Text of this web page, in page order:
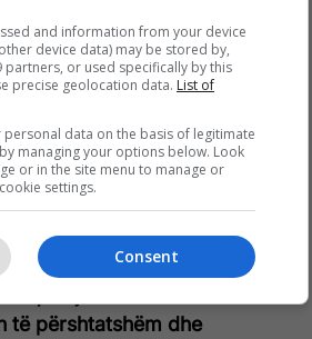
sallonin, kuzhinën
me energji elektrike. Po
duke ofruar rehati
vendparkim dhe garazh,
dhe të organizuar.
dokumentacioni mund
një mundësi të mirë
të përshtatshëm dhe
and information from your device
device data) may be stored by,
partners, or used specifically by this
precise geolocation data. List of
data on the basis of legitimate
managing your options below. Look
or in the site menu to manage or
settings.
Consent